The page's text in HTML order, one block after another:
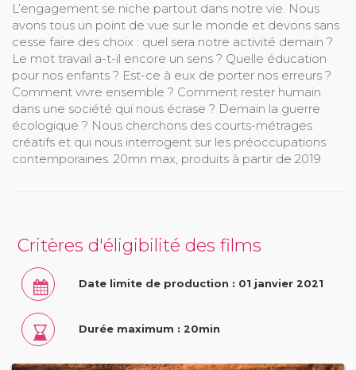
L’engagement se niche partout dans notre vie. Nous
avons tous un point de vue sur le monde et devons sans
cesse faire des choix : quel sera notre activité demain ?
Le mot travail a-t-il encore un sens ? Quelle éducation
pour nos enfants ? Est-ce à eux de porter nos erreurs ?
Comment vivre ensemble ? Comment rester humain
dans une société qui nous écrase ? Demain la guerre
écologique ? Nous cherchons des courts-métrages
créatifs et qui nous interrogent sur les préoccupations
contemporaines. 20mn max, produits à partir de 2019
Critères d'éligibilité des films
Date limite de production : 01 janvier 2021
Durée maximum : 20min